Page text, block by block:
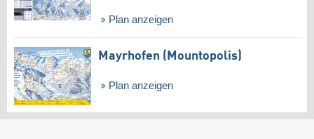
Plan anzeigen
Mayrhofen (Mountopolis)
Plan anzeigen